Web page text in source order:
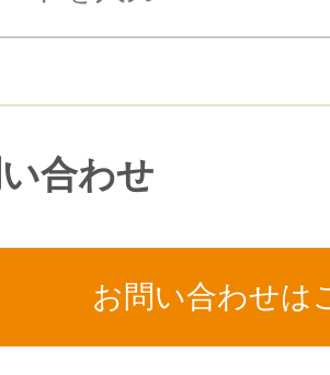
合わせ
お問い合わせは